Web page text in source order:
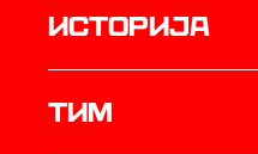
историја
ТИМ